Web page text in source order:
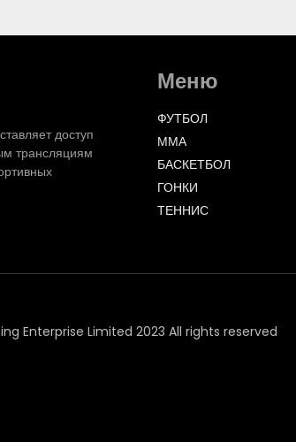
доступ
трансляциям
Меню
ФУТБОЛ
ММА
БАСКЕТБОЛ
ГОНКИ
ТЕННИС
Enterprise Limited 2023 All rights reserved